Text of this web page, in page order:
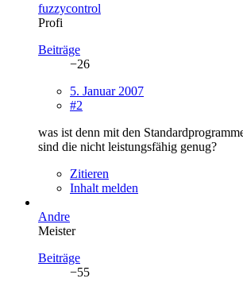
fuzzycontrol
Profi
Beiträge
−26
5. Januar 2007
#2
was ist denn mit den
sind die nicht leistungsfähig genug?
Zitieren
Inhalt melden
Andre
Meister
Beiträge
−55